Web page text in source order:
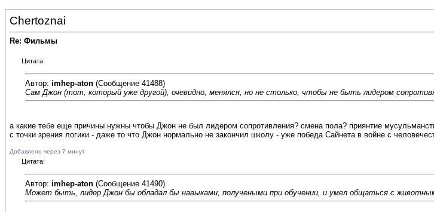
Chertoznai
Re: Фильмы
Цитата:
Автор: imhep-aton (Сообщение 41488)
Сам Джон (тот, который уже другой), очевидно, менялся, но не столько, чтобы не быть лидером
а какие тебе еще причины нужны чтобы Джон не был лидером сопротивления? смена пола? приянтие
с точки зрения логики - даже то что Джон нормально не закончил школу - уже победа Сайнета в войне с
Добавлено через 7 минут
Цитата:
Автор: imhep-aton (Сообщение 41490)
Может быть, лидер Джон бы обладал бы навыками, получеными при обучении, и умел общаться с